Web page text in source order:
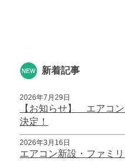
新着記事
2026年7月29日
【お知らせ】 エアコ
決定！
2026年3月16日
エアコン新設・ファミ